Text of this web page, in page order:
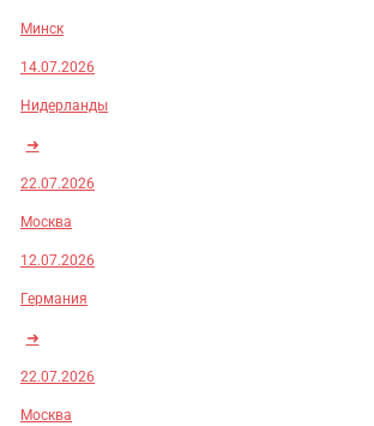
Минск
14.07.2026
Нидерланды
➜
22.07.2026
Москва
12.07.2026
Германия
➜
22.07.2026
Москва